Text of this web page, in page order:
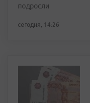
подросли
сегодня, 14:26